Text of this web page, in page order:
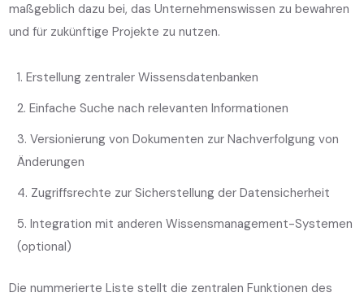
maßgeblich dazu bei, das Unternehmenswissen zu bewahren
und für zukünftige Projekte zu nutzen.
Erstellung zentraler Wissensdatenbanken
Einfache Suche nach relevanten Informationen
Versionierung von Dokumenten zur Nachverfolgung von
Änderungen
Zugriffsrechte zur Sicherstellung der Datensicherheit
Integration mit anderen Wissensmanagement-Systemen
(optional)
Die nummerierte Liste stellt die zentralen Funktionen des